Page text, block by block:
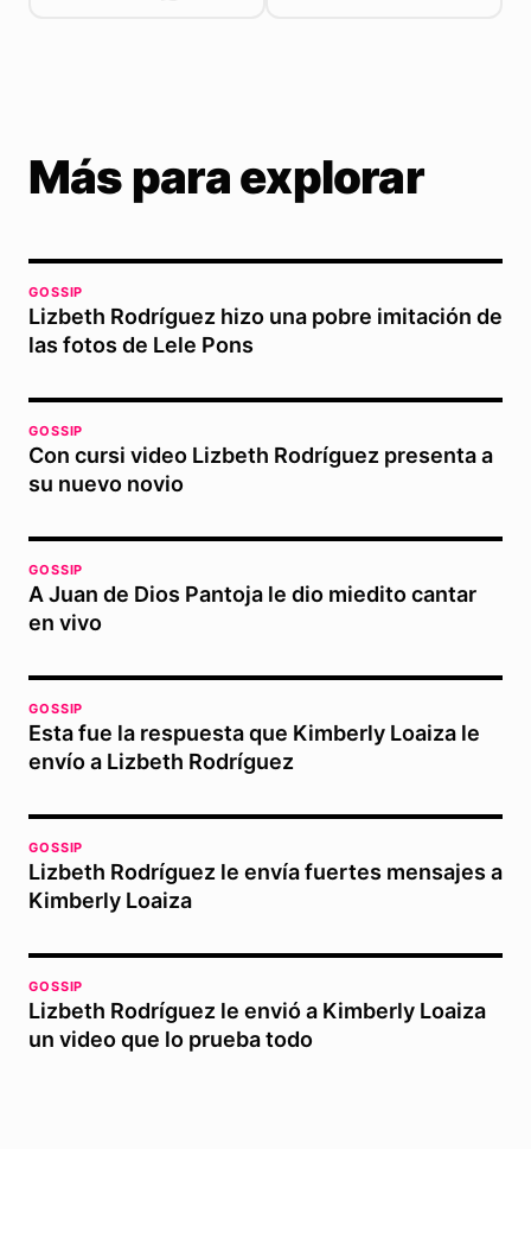
Más para explorar
GOSSIP
Lizbeth Rodríguez hizo una pobre imitación de
las fotos de Lele Pons
GOSSIP
Con cursi video Lizbeth Rodríguez presenta a
su nuevo novio
GOSSIP
A Juan de Dios Pantoja le dio miedito cantar
en vivo
GOSSIP
Esta fue la respuesta que Kimberly Loaiza le
envío a Lizbeth Rodríguez
GOSSIP
Lizbeth Rodríguez le envía fuertes mensajes a
Kimberly Loaiza
GOSSIP
Lizbeth Rodríguez le envió a Kimberly Loaiza
un video que lo prueba todo